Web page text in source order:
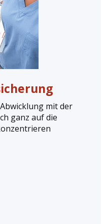
mit der
ganz auf die